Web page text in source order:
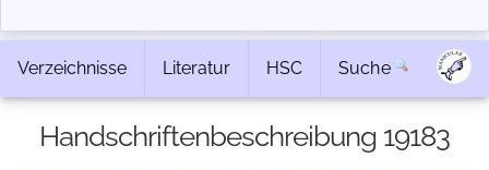
Verzeichnisse Literatur HSC Suche
Handschriftenbeschreibung 19183